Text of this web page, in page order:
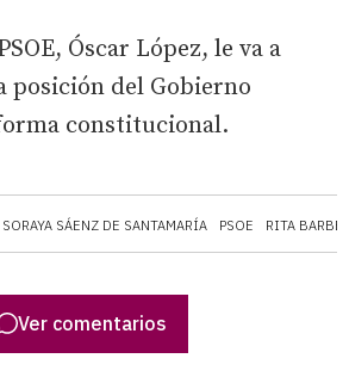
SORAYA SÁENZ DE SANTAMARÍA PSOE RITA
Óscar López, le va a
posición del Gobierno
constitucional.
Ver comentarios